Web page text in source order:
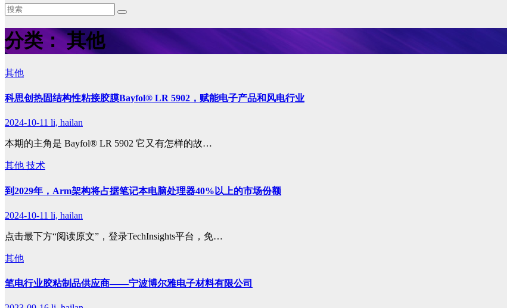
分类：其他
其他
科思创热固结构性粘接胶膜Bayfol® LR 5902，赋能电子产品和风电行业
2024-10-11 li, hailan
本期的主角是 Bayfol® LR 5902 它又有怎样的故…
其他 技术
到2029年，Arm架构将占据笔记本电脑处理器40%以上的市场份额
2024-10-11 li, hailan
点击最下方“阅读原文”，登录TechInsights平台，免…
其他
笔电行业胶粘制品供应商——宁波博尔雅电子材料有限公司